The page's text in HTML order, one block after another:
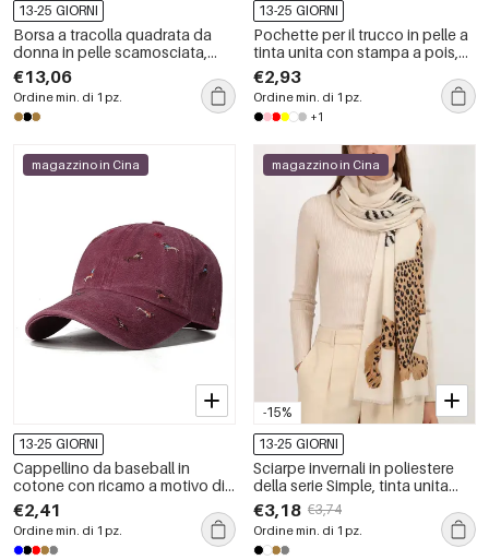
13-25 GIORNI
Borsa a tracolla quadrata da
donna in pelle scamosciata,
tinta unita, con borchie e
dettagli in metallo, stile casual.
€13,06
Ordine min. di 1 pz.
13-25 GIORNI
Pochette per il trucco in pelle a
tinta unita con stampa a pois,
serie Simple.
€2,93
Ordine min. di 1 pz.
+1
magazzino in Cina
13-25 GIORNI
Cappellino da baseball in
cotone con ricamo a motivo di
cavallini.
€2,41
Ordine min. di 1 pz.
-15%
magazzino in Cina
13-25 GIORNI
Sciarpe invernali in poliestere
della serie Simple, tinta unita
con stampa leopardata e
motivo animale naturale.
€3,18 €3,74
Ordine min. di 1 pz.